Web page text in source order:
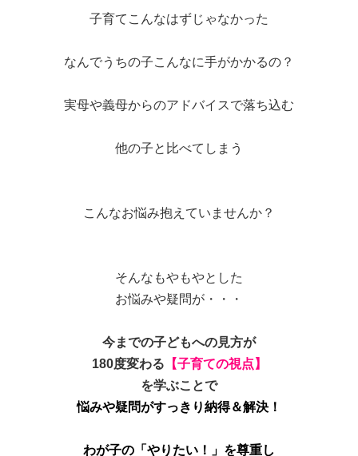
子育てこんなはずじゃなかった
なんでうちの子こんなに手がかかるの？
実母や義母からのアドバイスで落ち込む
他の子と比べてしまう
こんなお悩み抱えていませんか？
そんなもやもやとした
お悩みや疑問が・・・
今までの子どもへの見方が
180度変わる 【子育ての視点】
を学ぶことで
悩みや疑問がすっきり納得＆解決！
わが子の「やりたい！」を尊重し